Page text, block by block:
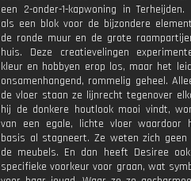
een 2-onder-1-kapwoning in
als een blok voor de bijzondere
de ronde muur en de grote
huis. Deze creatievelingen
kleur en hobbyen erop los, maar het
onsamenhangend, rommelig geheel.
de vloer staan ze lijnrecht tegenover
hij de donkere houtlook mooi vindt,
van een egale, lichte vloer waardoor
basis al stagneert. Ze weten zich
de meubels. En dan heeft Desiree
specifieke voorkeur voor graan, wat